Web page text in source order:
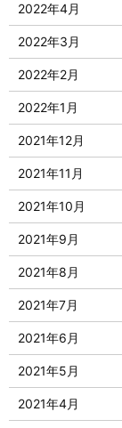
2022年4月
2022年3月
2022年2月
2022年1月
2021年12月
2021年11月
2021年10月
2021年9月
2021年8月
2021年7月
2021年6月
2021年5月
2021年4月